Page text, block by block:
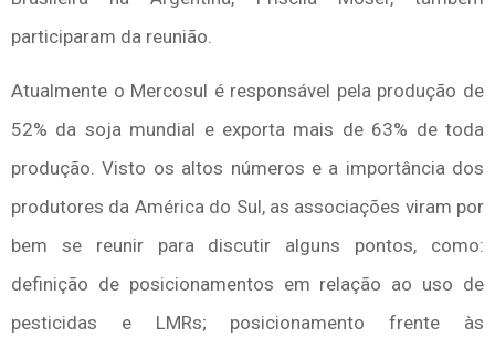
participaram da reunião.
Atualmente o Mercosul é responsável pela produção de
52% da soja mundial e exporta mais de 63% de toda
produção. Visto os altos números e a importância dos
produtores da América do Sul, as associações viram por
bem se reunir para discutir alguns pontos, como:
definição de posicionamentos em relação ao uso de
pesticidas e LMRs; posicionamento frente às